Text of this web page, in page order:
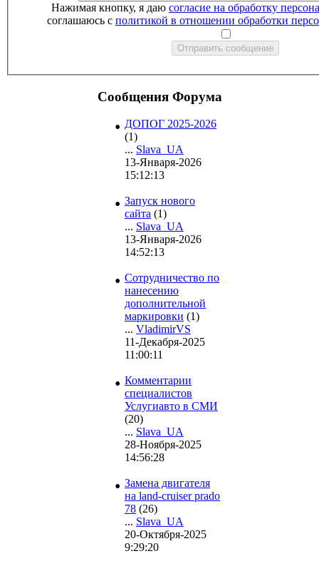
Нажимая кнопку, я даю согласие на обработку
соглашаюсь с политикой в отношении обработки
Отправить сообщение
Сообщения Форума
• ДОПОГ 2025-2026
(1)
... Slava_UA
13-Января-2026
15:12:13
• Запуск нового
сайта (1)
... Slava_UA
13-Января-2026
14:52:13
• Сотрудничество по
нанесению
дополнительной
маркировки (1)
... VladimirVS
11-Декабря-2025
11:00:11
• Комментарии
специалистов
Услугиавто в СМИ
(20)
... Slava_UA
28-Ноября-2025
14:56:28
• Замена двигателя
на land-cruiser prado
78 (26)
... Slava_UA
20-Октября-2025
9:29:20